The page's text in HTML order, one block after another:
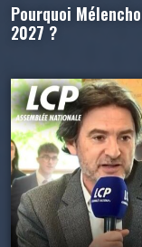
Pourquoi
2027 ?